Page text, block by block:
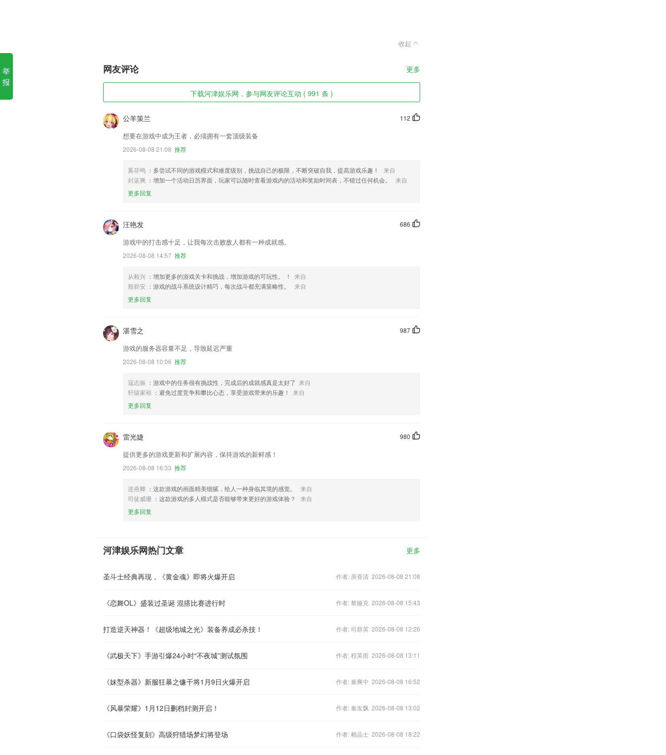
收起
网友评论 更多
下载河津娱乐网，参与网友评论互动 ( 991 条 )
112
公羊策兰
想要在游戏中成为王者，必须拥有一套顶级装备
2026-08-08 21:08 推荐
奚菲鸣 ：多尝试不同的游戏模式和难度级别，挑战自己的极限，不断突破自我，提高游戏乐趣！
来自
封蓝爽 ：增加一个活动日历界面，玩家可以随时查看游戏内的活动和奖励时间表，不错过任何机会。
来自
更多回复
686
汪艳发
游戏中的打击感十足，让我每次击败敌人都有一种成就感。
2026-08-08 14:57 推荐
从毅兴 ：增加更多的游戏关卡和挑战，增加游戏的可玩性。 ！
来自
殷群安 ：游戏的战斗系统设计精巧，每次战斗都充满策略性。
来自
更多回复
987
湛雪之
游戏的服务器容量不足，导致延迟严重
2026-08-08 10:06 推荐
寇志振 ：游戏中的任务很有挑战性，完成后的成就感真是太好了 来自
轩辕家裕 ：避免过度竞争和攀比心态，享受游戏带来的乐趣！
来自
更多回复
980
雷光婕
提供更多的游戏更新和扩展内容，保持游戏的新鲜感！
2026-08-08 16:33 推荐
连燕卿 ：这款游戏的画面精美细腻，给人一种身临其境的感觉。
来自
司徒威珊 ：这款游戏的多人模式是否能够带来更好的游戏体验？
来自
更多回复
河津娱乐网热门文章 更多
圣斗士经典再现，《黄金魂》即将火爆开启 作者: 庾香清 2026-08-08 21:08
《恋舞OL》盛装过圣诞 混搭比赛进行时 作者: 黎娅克 2026-08-08 15:43
打造逆天神器！《超级地城之光》装备养成必杀技！ 作者: 司群英 2026-08-08 12:26
《武极天下》手游引爆24小时“不夜城”测试氛围 作者: 程英雨 2026-08-08 13:11
《妹型杀器》新服狂暴之镰干将1月9日火爆开启 作者: 秦爽中 2026-08-08 16:52
《风暴荣耀》1月12日删档封测开启！ 作者: 秦发飘 2026-08-08 13:02
《口袋妖怪复刻》高级狩猎场梦幻将登场 作者: 赖晶士 2026-08-08 18:22
举
报